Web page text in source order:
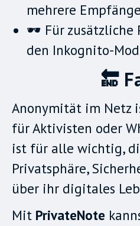
mehrere
🕶️ Für zusätzliche
den Inkognito-
🔚
Anonymität im Netz
für Aktivisten oder
ist für alle wichtig,
Privatsphäre,
über ihr digitales
Mit PrivateNote